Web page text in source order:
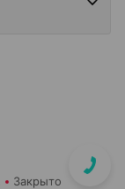
Закрыто